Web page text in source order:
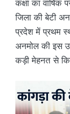
कक्षा का वार्षिक
जिला की बेटी
प्रदेश में प्रथम
अनमोल की इस
कड़ी मेहनत से